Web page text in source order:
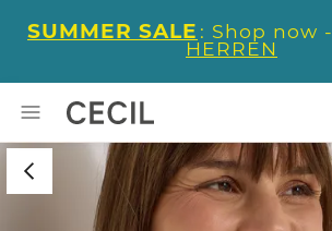
SUMMER SALE : Shop now -
HERREN